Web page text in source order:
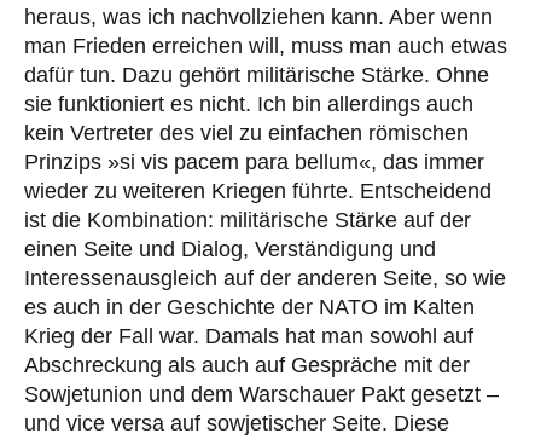
heraus, was ich nachvollziehen kann. Aber wenn
man Frieden erreichen will, muss man auch etwas
dafür tun. Dazu gehört militärische Stärke. Ohne
sie funktioniert es nicht. Ich bin allerdings auch
kein Vertreter des viel zu einfachen römischen
Prinzips »si vis pacem para bellum«, das immer
wieder zu weiteren Kriegen führte. Entscheidend
ist die Kombination: militärische Stärke auf der
einen Seite und Dialog, Verständigung und
Interessenausgleich auf der anderen Seite, so wie
es auch in der Geschichte der NATO im Kalten
Krieg der Fall war. Damals hat man sowohl auf
Abschreckung als auch auf Gespräche mit der
Sowjetunion und dem Warschauer Pakt gesetzt –
und vice versa auf sowjetischer Seite. Diese